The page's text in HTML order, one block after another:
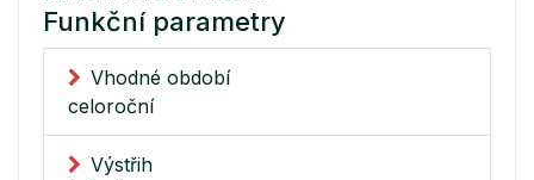
Funkční parametry
Vhodné období
celoroční
Výstřih